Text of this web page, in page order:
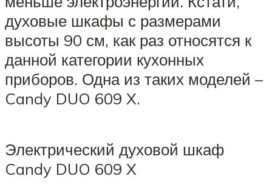
духовые шкафы с размерами
высоты 90 см, как раз относятся к
данной категории кухонных
приборов. Одна из таких моделей –
Candy DUO 609 X.
Электрический духовой шкаф
Candy DUO 609 X